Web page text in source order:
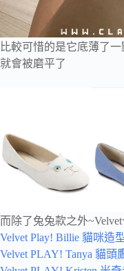
比較可惜的是它底薄了
就會被磨平了
而除了兔兔款之外
Velvet Play! Billie 貓咪造
Velvet PLAY! Tanya 貓頭